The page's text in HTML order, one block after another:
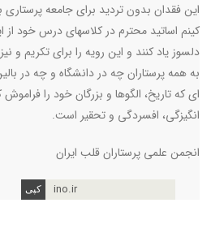
این فقدان بدون تردید برای جامعه
کینم اساتید محترم در کلاسهای درس خود از
دلسوز یاد کنند و این رویه را برای تکریم و
به همه پرستاران چه در دانشگاه و چه در
ای که تاریخ، الگوها و بزرگان خود را
انگیزگی، افسردگی و تحقیر است.
انجمن علمی پرستاران قلب ایران
ino.ir